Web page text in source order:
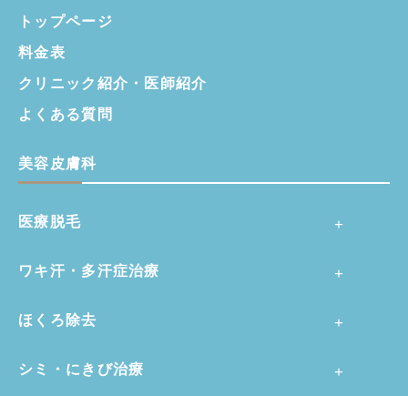
トップページ
料金表
クリニック紹介・ 医師紹介
よくある質問
美容皮膚科
医療脱毛
ワキ汗・多汗症治療
ほくろ除去
シミ・にきび治療